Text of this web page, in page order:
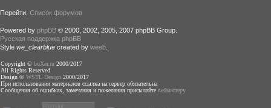
Перейти: Список форумов
Powered by phpBB © 2000, 2002, 2005, 2007 phpBB Group.
Русская поддержка phpBB
Style we_clearblue created by weeb
Copyright © boXer.ru 2000/2017
All Rights Reserved
Design © WSTL Design 2000/2017
При использовании материалов ссылка на сервер обязательна
Сообщения об ошибках, замечания и пожелания присылайте вебмастеру